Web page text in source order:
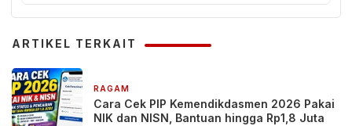
ARTIKEL TERKAIT
RAGAM
Cara Cek PIP Kemendikdasmen 2026 Pakai
NIK dan NISN, Bantuan hingga Rp1,8 Juta